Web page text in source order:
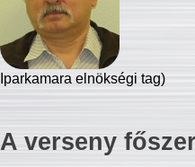
Iparkamara elnökségi tag)
A verseny